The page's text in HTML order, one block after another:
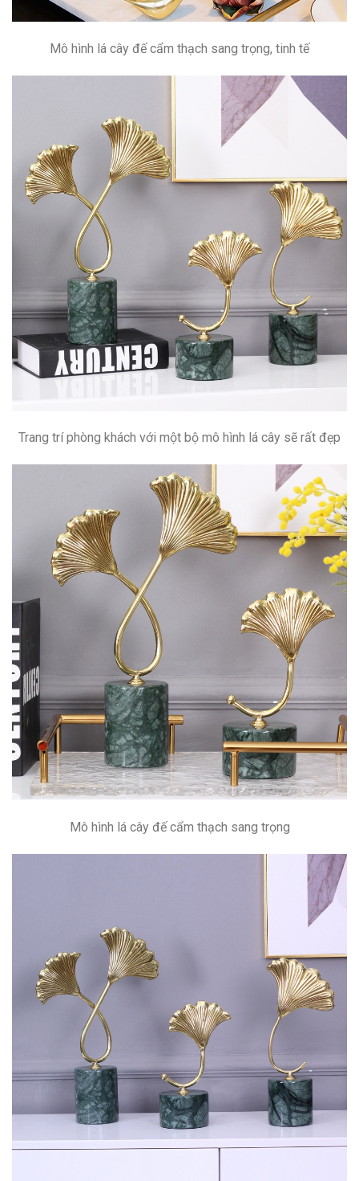
Mô hình lá cây đế cẩm thạch sang trọng, tinh tế
Trang trí phòng khách với một bộ mô hình lá cây sẽ rất đẹp
Mô hình lá cây đế cẩm thạch sang trọng